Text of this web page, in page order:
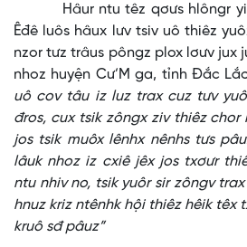
Hâur ntu têz qơưs hlôngr
Êđê luôs hâux lưv tsiv uô thiêz
nzor tưz trâus pôngz plox lơưv jux
nhoz huyện Cư’M ga, tỉnh Đắc
uô cov tâu iz luz trax cuz tưv
đros, cux tsik zôngx ziv thiêz chor
jos tsik muôx lênhx nênhs tưs
lâuk nhoz iz cxiê jêx jos txơưr
ntu nhiv no, tsik yuôr sir zôngv
hnuz kriz ntênhk hội thiêz hêik têx
kruô sđ pâuz”